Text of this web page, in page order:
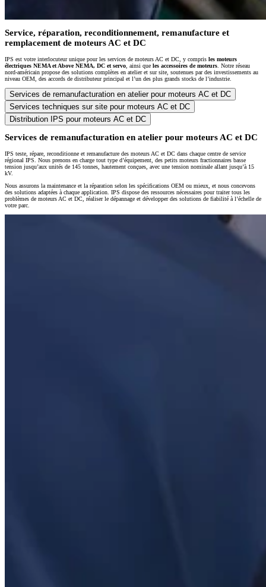
Service, réparation, reconditionnement, remanufacture et
remplacement de moteurs AC et DC
IPS est votre interlocuteur unique pour les services de moteurs AC et DC, y compris les moteurs
électriques NEMA et Above NEMA, DC et servo , ainsi que les accessoires de moteurs . Notre réseau
nord-américain propose des solutions complètes en atelier et sur site, soutenues par des investissements au
niveau OEM, des accords de distributeur principal et l’un des plus grands stocks de l’industrie.
Services de remanufacturation en atelier pour moteurs AC et DC
Services techniques sur site pour moteurs AC et DC
Distribution IPS pour moteurs AC et DC
Services de remanufacturation en atelier pour moteurs AC et DC
IPS teste, répare, reconditionne et remanufacture des moteurs AC et DC dans chaque centre de service
régional IPS. Nous prenons en charge tout type d’équipement, des petits moteurs fractionnaires basse
tension jusqu’aux unités de 145 tonnes, hautement conçues, avec une tension nominale allant jusqu’à 15
kV.
Nous assurons la maintenance et la réparation selon les spécifications OEM ou mieux, et nous concevons
des solutions adaptées à chaque application. IPS dispose des ressources nécessaires pour traiter tous les
problèmes de moteurs AC et DC, réaliser le dépannage et développer des solutions de fiabilité à l’échelle de
votre parc.